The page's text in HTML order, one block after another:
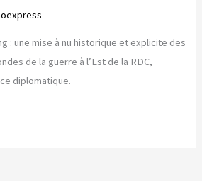
: une mise à nu historique et explicite des
de la guerre à l’Est de la RDC,
diplomatique.